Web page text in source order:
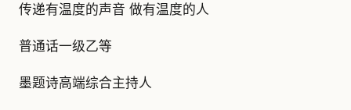
传递有温度的声音 做有温度的人
普通话一级乙等
墨题诗高端综合主持人